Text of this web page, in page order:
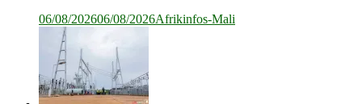
06/08/202606/08/2026Afrikinfos-Mali